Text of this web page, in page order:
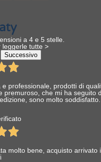
a 4 e 5 stelle.
leggerle tutte >
Successivo
e professionale, prodotti di
premuroso, che mi ha seguito
sono molto soddisfatto.
molto bene, acquisto arrivato